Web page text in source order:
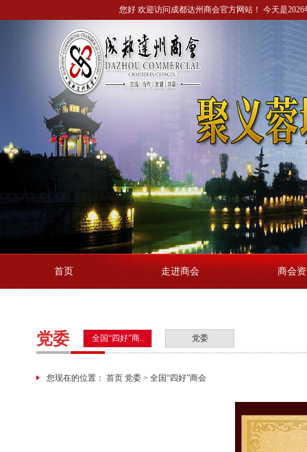
您好 欢迎访问成都达州商会官方网站！ 今天是
首页 走进商会 商会
党委 全国“四好”商.. 党委
您现在的位置： 首页 党委 > 全国“四好”商会